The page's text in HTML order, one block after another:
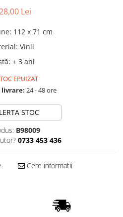
Lei
: 112 x 71 cm
: Vinil
: + 3 ani
EPUIZAT
livrare: 24 - 48 ore
STOC
B98009
0733 453 436
Cere informatii